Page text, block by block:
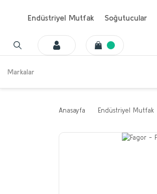
Endüstriyel Mutfak Soğutucular
Markalar
Anasayfa Endüstriyel Mutfak